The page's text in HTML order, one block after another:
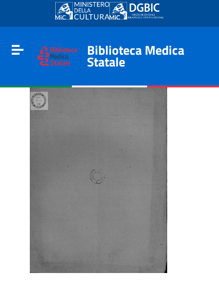
Go to content
Go to the navigation menu
Go to the footer
Toggle navigation
Biblioteca Medica
Statale